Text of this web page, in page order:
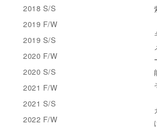
2018 S/S
2019 F/W
2019 S/S
2020 F/W
2020 S/S
2021 F/W
2021 S/S
2022 F/W